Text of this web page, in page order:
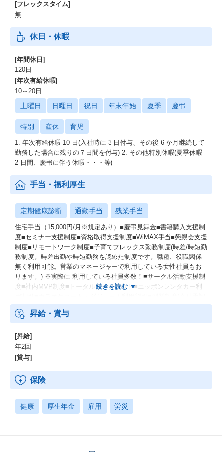
[フレックスタイム]
無
休日・休暇
[年間休日]
120日
[年次有給休暇]
10～20日
土曜日 日曜日 祝日 年末年始 夏季 慶弔
特別 産休 育児
1. 年次有給休暇 10 日(入社時に 3 日付与、その後 6 か月継続して
勤務した場合に残りの７日間を付与) 2. その他特別休暇(夏季休暇
2 日間、慶弔に伴う休暇・・・等)
手当・福利厚生
定期健康診断 通勤手当 残業手当
住宅手当（15,000円/月※規定あり）■慶弔見舞金■書籍購入支援制
度■セミナー支援制度■資格取得支援制度■WiMAX手当■懇親会支援
制度■リモートワーク制度■子育てフレックス勤務制度(時差/時短勤
務制度。時差出勤や時短勤務を認めた制度です。職種、役職関係
無く利用可能。営業のマネージャーで利用している女性社員もお
ります。) ※実際に 利用している社員多数！■サークル活動支援制
度■社内MVP制度■トータルワークアウト■ニッポンレンタカー利
制)
昇給・賞与
[昇給]
年2回
[賞与]
保険
健康 厚生年金 雇用 労災